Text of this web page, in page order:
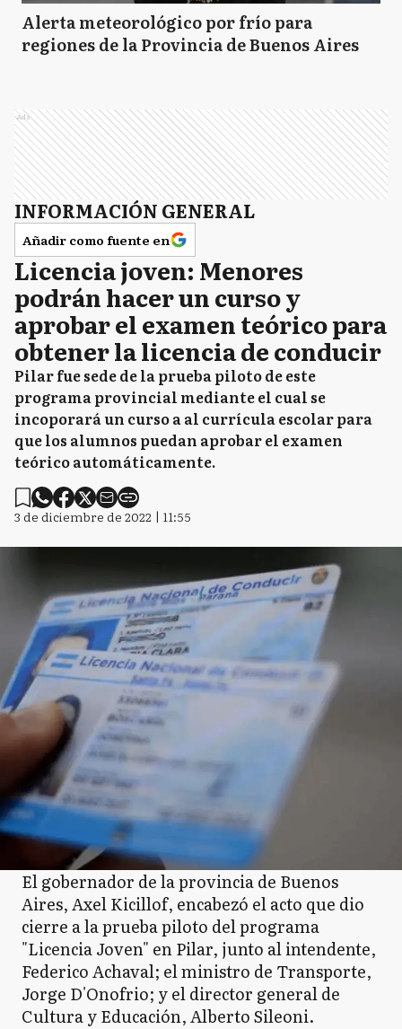
Alerta meteorológico por frío para
regiones de la Provincia de Buenos Aires
Ads
INFORMACIÓN GENERAL
Añadir como fuente en
Licencia joven: Menores
podrán hacer un curso y
aprobar el examen teórico para
obtener la licencia de conducir
Pilar fue sede de la prueba piloto de este
programa provincial mediante el cual se
incoporará un curso a al currícula escolar para
que los alumnos puedan aprobar el examen
teórico automáticamente.
3 de diciembre de 2022 | 11:55
El gobernador de la provincia de Buenos
Aires, Axel Kicillof, encabezó el acto que dio
cierre a la prueba piloto del programa
"Licencia Joven" en Pilar, junto al intendente,
Federico Achaval; el ministro de Transporte,
Jorge D'Onofrio; y el director general de
Cultura y Educación, Alberto Sileoni.